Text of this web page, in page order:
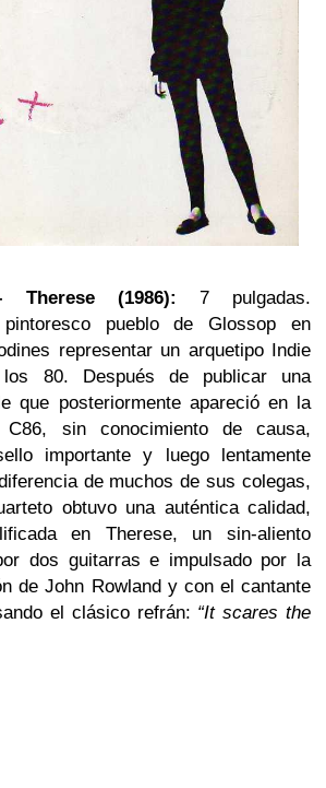
(1986): 7 pulgadas.
pintoresco pueblo de Glossop en
representar un arquetipo Indie
80. Después de publicar una
que posteriormente apareció en la
C86, sin conocimiento de causa,
importante y luego lentamente
de muchos de sus colegas,
obtuvo una auténtica calidad,
en Therese, un sin-aliento
dos guitarras e impulsado por la
de John Rowland y con el cantante
el clásico refrán: “It scares the